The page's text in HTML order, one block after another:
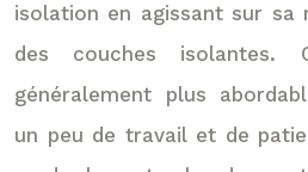
isolation en agissant sur sa
des couches isolantes.
généralement plus
un peu de travail et de